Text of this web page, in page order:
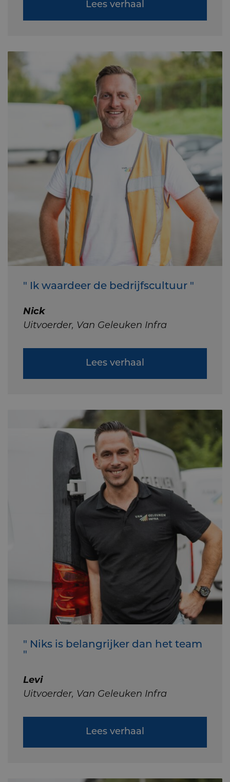
Lees verhaal
" Ik waardeer de bedrijfscultuur "
Nick
Uitvoerder, Van Geleuken Infra
Lees verhaal
" Niks is belangrijker dan het team
"
Levi
Uitvoerder, Van Geleuken Infra
Lees verhaal